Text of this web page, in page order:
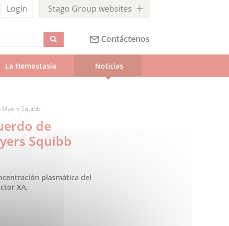
Login Stago Group websites
Contáctenos
La Hemostasia Noticias
Squibb
de
Squibb
plasmática del
XA.